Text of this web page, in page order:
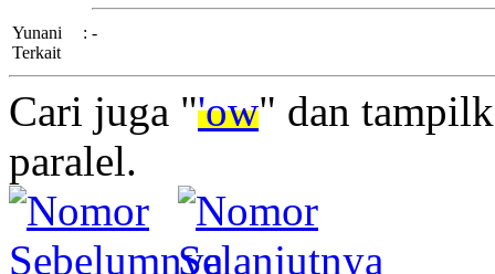
Yunani
Terkait
: -
Cari juga "'ow" dan
paralel.